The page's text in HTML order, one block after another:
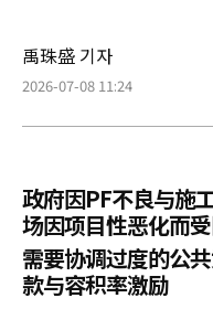
禹珠盛 기자
2026-07-08 11:24
政府因PF不良与
场因项目性恶化而
需要协调过度的公
款与容积率激励